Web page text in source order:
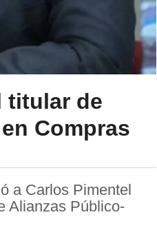
titular de
Compras
a Carlos Pimentel
Alianzas Público-